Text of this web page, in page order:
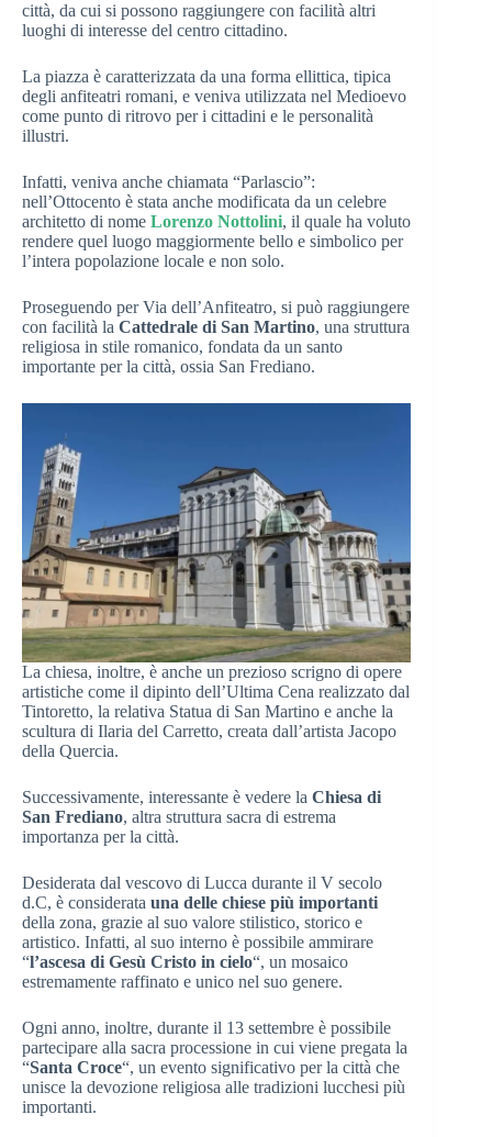
città, da cui si possono raggiungere con facilità altri
luoghi di interesse del centro cittadino.
La piazza è caratterizzata da una forma ellittica, tipica
degli anfiteatri romani, e veniva utilizzata nel Medioevo
come punto di ritrovo per i cittadini e le personalità
illustri.
Infatti, veniva anche chiamata “Parlascio”:
nell’Ottocento è stata anche modificata da un celebre
architetto di nome Lorenzo Nottolini, il quale ha voluto
rendere quel luogo maggiormente bello e simbolico per
l’intera popolazione locale e non solo.
Proseguendo per Via dell’Anfiteatro, si può raggiungere
con facilità la Cattedrale di San Martino, una struttura
religiosa in stile romanico, fondata da un santo
importante per la città, ossia San Frediano.
La chiesa, inoltre, è anche un prezioso scrigno di opere
artistiche come il dipinto dell’Ultima Cena realizzato dal
Tintoretto, la relativa Statua di San Martino e anche la
scultura di Ilaria del Carretto, creata dall’artista Jacopo
della Quercia.
Successivamente, interessante è vedere la Chiesa di
San Frediano, altra struttura sacra di estrema
importanza per la città.
Desiderata dal vescovo di Lucca durante il V secolo
d.C, è considerata una delle chiese più importanti
della zona, grazie al suo valore stilistico, storico e
artistico. Infatti, al suo interno è possibile ammirare
“l’ascesa di Gesù Cristo in cielo“, un mosaico
estremamente raffinato e unico nel suo genere.
Ogni anno, inoltre, durante il 13 settembre è possibile
partecipare alla sacra processione in cui viene pregata la
“Santa Croce“, un evento significativo per la città che
unisce la devozione religiosa alle tradizioni lucchesi più
importanti.